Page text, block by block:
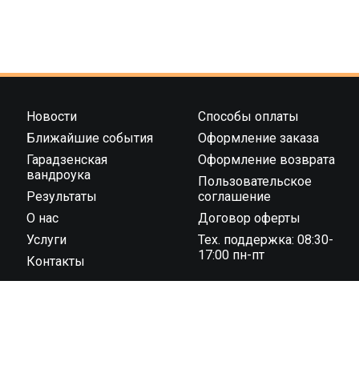
Новости
Ближайшие события
Гарадзенская
вандроука
Результаты
О нас
Услуги
Контакты
Способы оплаты
Оформление заказа
Оформление возврата
Пользовательское
соглашение
Договор оферты
Тех. поддержка: 08:30-
17:00 пн-пт